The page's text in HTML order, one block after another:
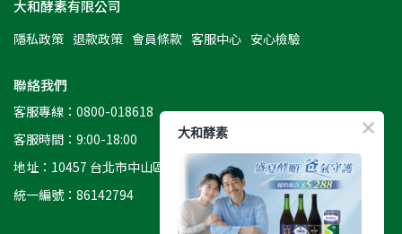
大和酵素有限公司
隱私政策 退款政策 會員條款 客服中心 安心檢驗
聯絡我們
客服專線：0800-018618
客服時間：9:00-18:00
地址：10457 台北市中山區南京東路二段8號11樓
統一編號：86142794
大和酵素